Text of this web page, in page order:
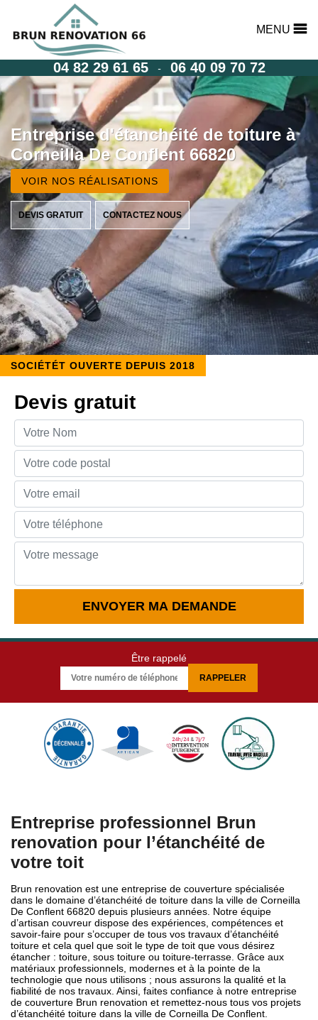
MENU
04 82 29 61 65 - 06 40 09 70 72
Entreprise d'étanchéité de toiture à
Corneilla De Conflent 66820
VOIR NOS RÉALISATIONS
DEVIS GRATUIT CONTACTEZ NOUS
SOCIÉTÉT OUVERTE DEPUIS 2018
Devis gratuit
Être rappelé
Entreprise professionnel Brun
renovation pour l’étanchéité de
votre toit
Brun renovation est une entreprise de couverture spécialisée
dans le domaine d’étanchéité de toiture dans la ville de Corneilla
De Conflent 66820 depuis plusieurs années. Notre équipe
d’artisan couvreur dispose des expériences, compétences et
savoir-faire pour s’occuper de tous vos travaux d’étanchéité
toiture et cela quel que soit le type de toit que vous désirez
étancher : toiture, sous toiture ou toiture-terrasse. Grâce aux
matériaux professionnels, modernes et à la pointe de la
technologie que nous utilisons ; nous assurons la qualité et la
fiabilité de nos travaux. Ainsi, faites confiance à notre entreprise
de couverture Brun renovation et remettez-nous tous vos projets
d’étanchéité toiture dans la ville de Corneilla De Conflent.